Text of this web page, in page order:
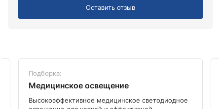
Оставить отзыв
Подборка:
Медицинское освещение
Высокоэффективное медицинское светодиодное